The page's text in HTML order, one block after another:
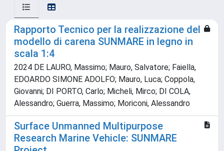
Rapporto Tecnico per la realizzazione del
modello di carena SUNMARE in legno in
scala 1:4
2024 DE LAURO, Massimo; Mauro, Salvatore; Faiella,
EDOARDO SIMONE ADOLFO; Mauro, Luca; Coppola,
Giovanni; DI PORTO, Carlo; Micheli, Mirco; DI COLA,
Alessandro; Guerra, Massimo; Moriconi, Alessandro
Surface Unmanned Multipurpose
Research Marine Vehicle: SUNMARE